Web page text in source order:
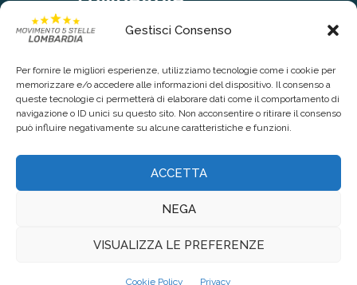
Gestisci Consenso
Per fornire le migliori esperienze, utilizziamo tecnologie come i cookie per
memorizzare e/o accedere alle informazioni del dispositivo. Il consenso a
queste tecnologie ci permetterà di elaborare dati come il comportamento di
navigazione o ID unici su questo sito. Non acconsentire o ritirare il consenso
può influire negativamente su alcune caratteristiche e funzioni.
ACCETTA
NEGA
VISUALIZZA LE PREFERENZE
Cookie Policy Privacy
COLLEGAMENTI PRINCIPALI
Contattaci
Privacy Policy